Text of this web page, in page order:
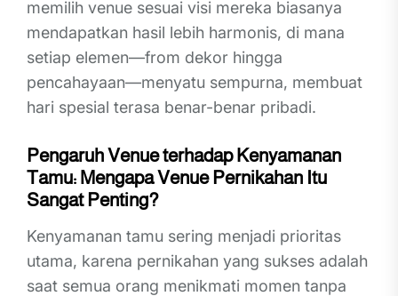
memilih venue sesuai visi mereka biasanya
mendapatkan hasil lebih harmonis, di mana
setiap elemen—from dekor hingga
pencahayaan—menyatu sempurna, membuat
hari spesial terasa benar-benar pribadi.
Pengaruh Venue terhadap Kenyamanan
Tamu: Mengapa Venue Pernikahan Itu
Sangat Penting?
Kenyamanan tamu sering menjadi prioritas
utama, karena pernikahan yang sukses adalah
saat semua orang menikmati momen tanpa